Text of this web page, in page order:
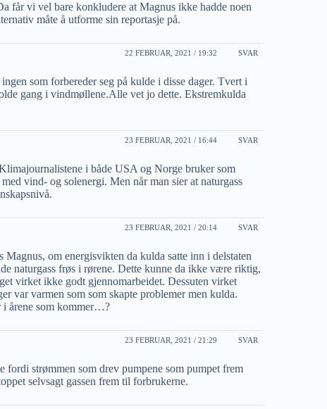
får vi vel bare konkludere at Magnus ikke hadde noen
måte å utforme sin reportasje på.
22 FEBRUAR, 2021 / 19:32 SVAR
som forbereder seg på kulde i disse dager. Tvert i
gang i vindmøllene.Alle vet jo dette. Ekstremkulda
23 FEBRUAR, 2021 / 16:44 SVAR
i både USA og Norge bruker som
vind- og solenergi. Men når man sier at naturgass
23 FEBRUAR, 2021 / 20:14 SVAR
om energisvikten da kulda satte inn i delstaten
naturgass frøs i rørene. Dette kunne da ikke være riktig,
virket ikke godt gjennomarbeidet. Dessuten virket
var varmen som som skapte problemer men kulda.
i årene som kommer…?
23 FEBRUAR, 2021 / 21:29 SVAR
fordi strømmen som drev pumpene som pumpet frem
selvsagt gassen frem til forbrukerne.